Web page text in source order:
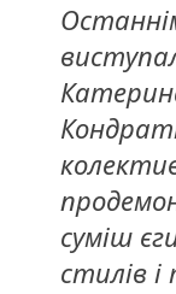
суміш
стилів